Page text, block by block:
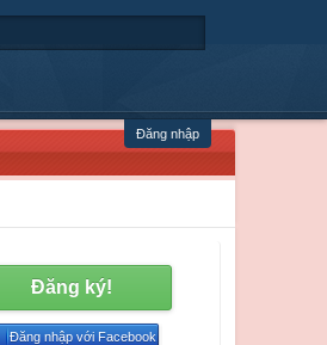
Đăng nhập
Đăng ký!
Đăng nhập với Facebook